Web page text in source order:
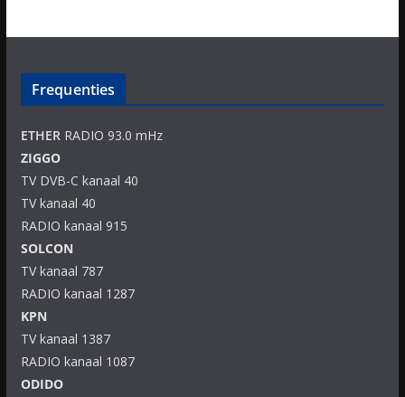
Frequenties
ETHERRADIO 93.0 mHz
ZIGGO
TV DVB-C kanaal 40
TV kanaal 40
RADIO kanaal 915
SOLCON
TV kanaal 787
RADIO kanaal 1287
KPN
TV kanaal 1387
RADIO kanaal 1087
ODIDO